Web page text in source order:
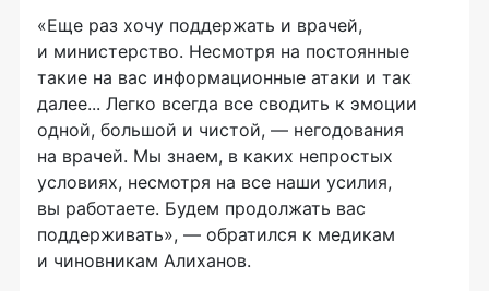
«Еще раз хочу поддержать и врачей,
и министерство. Несмотря на постоянные
такие на вас информационные атаки и так
далее... Легко всегда все сводить к эмоции
одной, большой и чистой, — негодования
на врачей. Мы знаем, в каких непростых
условиях, несмотря на все наши усилия,
вы работаете. Будем продолжать вас
поддерживать», — обратился к медикам
и чиновникам Алиханов.